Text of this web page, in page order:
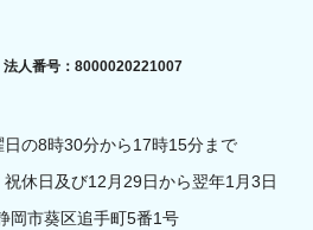
岡市
法人番号：8000020221007
の8時30分から17時15分まで
休日及び12月29日から翌年1月3日
市葵区追手町5番1号